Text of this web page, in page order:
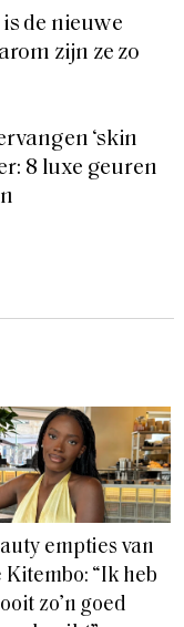
de nieuwe
zijn ze zo
‘skin
8 luxe geuren
empties van
Kitembo: “Ik heb
zo’n goed